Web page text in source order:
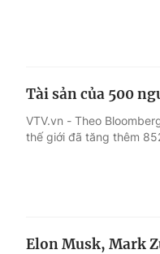
Tài sản của 500
VTV.vn - Theo
thế giới đã tăng thêm
Elon Musk, Mark